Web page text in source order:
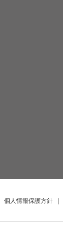
個人情報保護方針 ｜